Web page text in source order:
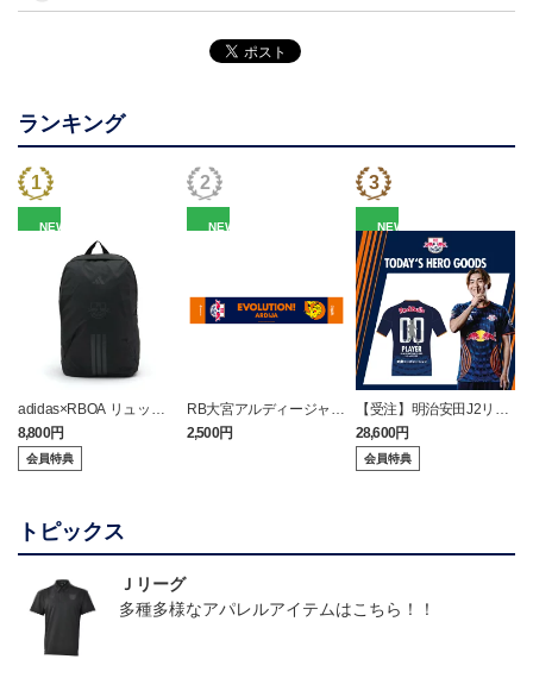
ランキング
NEW
adidas×RBOA リュック
（選手着用モデル）
8,800円
会員特典
NEW
RB大宮アルディージャ
ピカチュウ タオルマフラ
ー
2,500円
NEW
【受注】明治安田J2リー
グ TODAY'S HEROユニフ
ォーム（8/8 アルビレッ
クス新潟戦）
28,600円
会員特典
トピックス
Ｊリーグ
多種多様なアパレルアイテムはこちら！！